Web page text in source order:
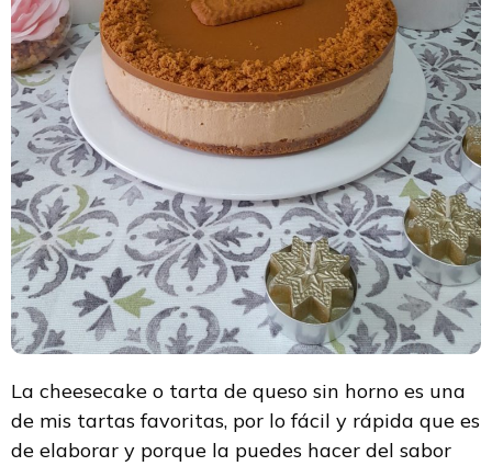
La cheesecake o tarta de queso sin horno es una
de mis tartas favoritas, por lo fácil y rápida que es
de elaborar y porque la puedes hacer del sabor